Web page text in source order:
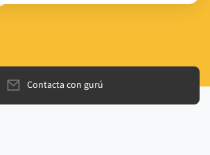
Contacta con gurú